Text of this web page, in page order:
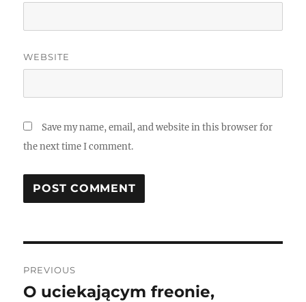
WEBSITE
Save my name, email, and website in this browser for
the next time I comment.
navigation
PREVIOUS
Previous
O uciekającym freonie,